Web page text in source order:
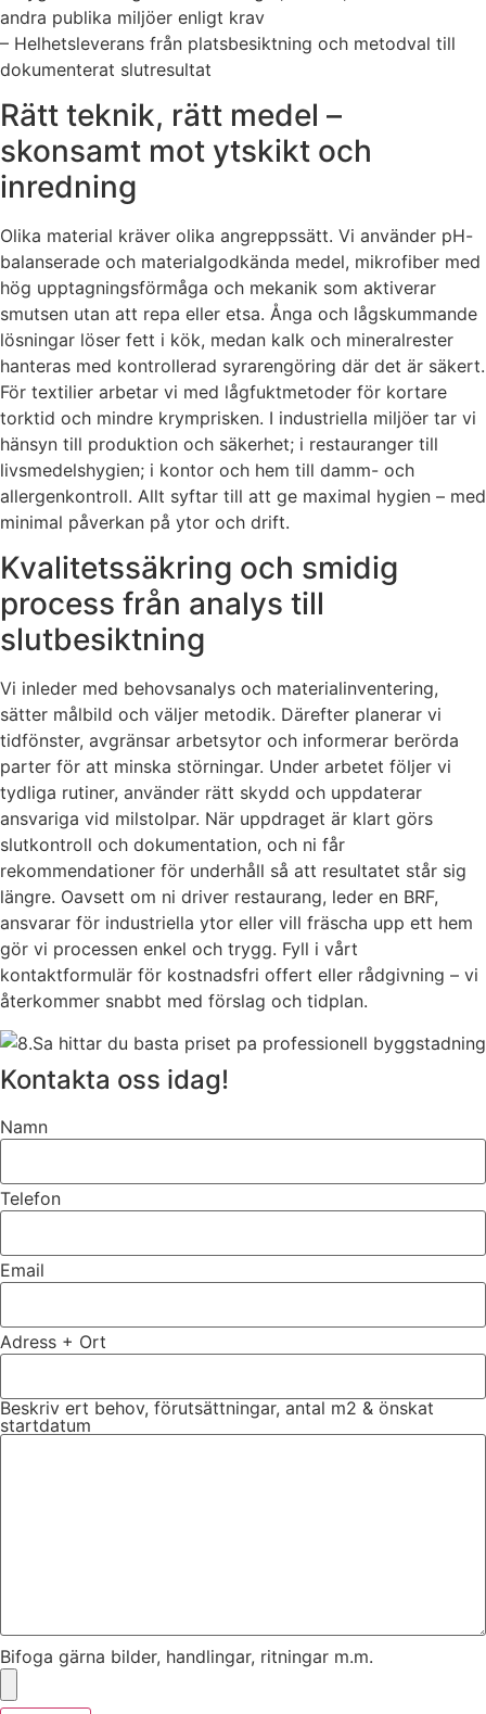
andra publika miljöer enligt krav
– Helhetsleverans från platsbesiktning och metodval till
dokumenterat slutresultat
Rätt teknik, rätt medel –
skonsamt mot ytskikt och
inredning
Olika material kräver olika angreppssätt. Vi använder pH-
balanserade och materialgodkända medel, mikrofiber med
hög upptagningsförmåga och mekanik som aktiverar
smutsen utan att repa eller etsa. Ånga och lågskummande
lösningar löser fett i kök, medan kalk och mineralrester
hanteras med kontrollerad syrarengöring där det är säkert.
För textilier arbetar vi med lågfuktmetoder för kortare
torktid och mindre krymprisken. I industriella miljöer tar vi
hänsyn till produktion och säkerhet; i restauranger till
livsmedelshygien; i kontor och hem till damm- och
allergenkontroll. Allt syftar till att ge maximal hygien – med
minimal påverkan på ytor och drift.
Kvalitetssäkring och smidig
process från analys till
slutbesiktning
Vi inleder med behovsanalys och materialinventering,
sätter målbild och väljer metodik. Därefter planerar vi
tidfönster, avgränsar arbetsytor och informerar berörda
parter för att minska störningar. Under arbetet följer vi
tydliga rutiner, använder rätt skydd och uppdaterar
ansvariga vid milstolpar. När uppdraget är klart görs
slutkontroll och dokumentation, och ni får
rekommendationer för underhåll så att resultatet står sig
längre. Oavsett om ni driver restaurang, leder en BRF,
ansvarar för industriella ytor eller vill fräscha upp ett hem
gör vi processen enkel och trygg. Fyll i vårt
kontaktformulär för kostnadsfri offert eller rådgivning – vi
återkommer snabbt med förslag och tidplan.
Kontakta oss idag!
Namn
Telefon
Email
Adress + Ort
Beskriv ert behov, förutsättningar, antal m2 & önskat
startdatum
Bifoga gärna bilder, handlingar, ritningar m.m.